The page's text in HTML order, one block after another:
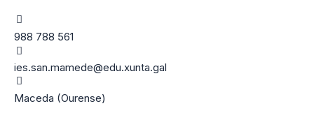
988 788 561
ies.san.mamede@edu.xunta.gal
Maceda (Ourense)